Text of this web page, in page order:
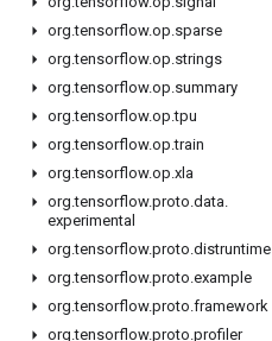
org.tensorflow.op.sparse
org.tensorflow.op.strings
org.tensorflow.op.summary
org.tensorflow.op.tpu
org.tensorflow.op.train
org.tensorflow.op.xla
org.tensorflow.proto.data.
experimental
org.tensorflow.proto.distruntime
org.tensorflow.proto.example
org.tensorflow.proto.framework
org.tensorflow.proto.profiler